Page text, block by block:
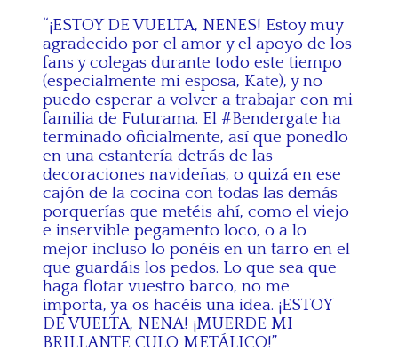
“¡ESTOY DE VUELTA, NENES! Estoy muy
agradecido por el amor y el apoyo de los
fans y colegas durante todo este tiempo
(especialmente mi esposa, Kate), y no
puedo esperar a volver a trabajar con mi
familia de Futurama. El #Bendergate ha
terminado oficialmente, así que ponedlo
en una estantería detrás de las
decoraciones navideñas, o quizá en ese
cajón de la cocina con todas las demás
porquerías que metéis ahí, como el viejo
e inservible pegamento loco, o a lo
mejor incluso lo ponéis en un tarro en el
que guardáis los pedos. Lo que sea que
haga flotar vuestro barco, no me
importa, ya os hacéis una idea. ¡ESTOY
DE VUELTA, NENA! ¡MUERDE MI
BRILLANTE CULO METÁLICO!”